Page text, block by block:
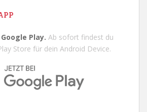
Play. Ab sofort findest du
Store für dein Android Device.